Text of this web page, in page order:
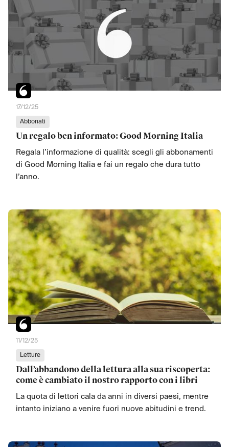
17/12/25
Abbonati
Un regalo ben informato: Good Morning Italia
Regala l’informazione di qualità: scegli gli abbonamenti
di Good Morning Italia e fai un regalo che dura tutto
l’anno.
11/12/25
Letture
Dall’abbandono della lettura alla sua riscoperta:
come è cambiato il nostro rapporto con i libri
La quota di lettori cala da anni in diversi paesi, mentre
intanto iniziano a venire fuori nuove abitudini e trend.